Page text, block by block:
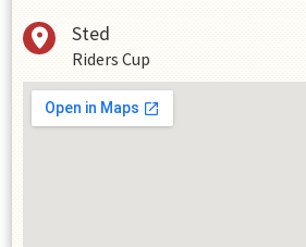
Sted
Riders Cup